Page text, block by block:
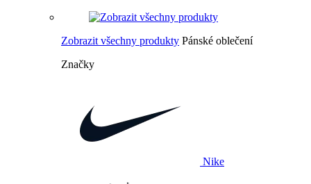
Zobrazit všechny produkty Pánské oblečení
Značky
Nike